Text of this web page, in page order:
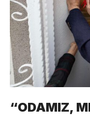
“ODAMIZ,